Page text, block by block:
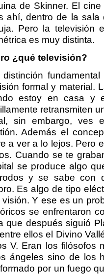
de Skinner. El
ahí, dentro de la
Pero la televisión
es muy distinta.
¿qué televisión?
formal y material.
estoy en casa y
retransmiten
sin embargo, ves
Además el
a ver a lo lejos. Pero
Cuando se te
se produce algo
y se sabe con
Es algo de tipo
visión. Y ese es un
se enfrentaron
que después siguió
ellos el Divino
V. Eran los filósofos
ángeles sino de los
por un fuego